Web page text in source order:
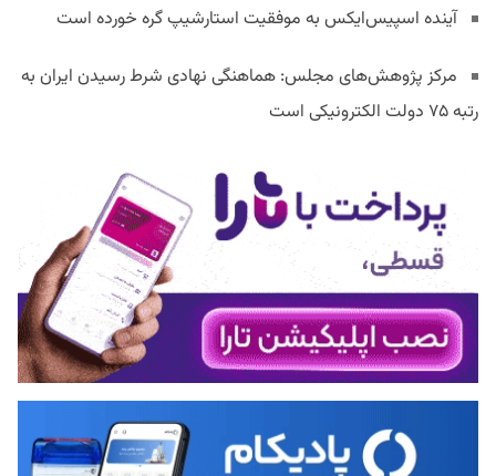
آینده اسپیس‌ایکس به موفقیت استارشیپ گره خورده است
مرکز پژوهش‌های مجلس: هماهنگی نهادی شرط رسیدن ایران به
رتبه ۷۵ دولت الکترونیکی است